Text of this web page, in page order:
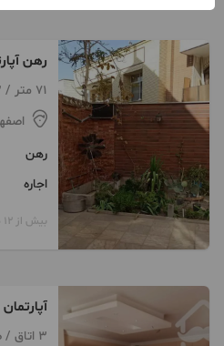
رهن
مناسب
71 متر / 2 اتاق / ساخت 1401
رهن
اجاره
بیش از 12 ماه پیش
آپارتمان ۱۵۰متری فردوس
3 اتاق / طبقه 4 / ساخت 1391